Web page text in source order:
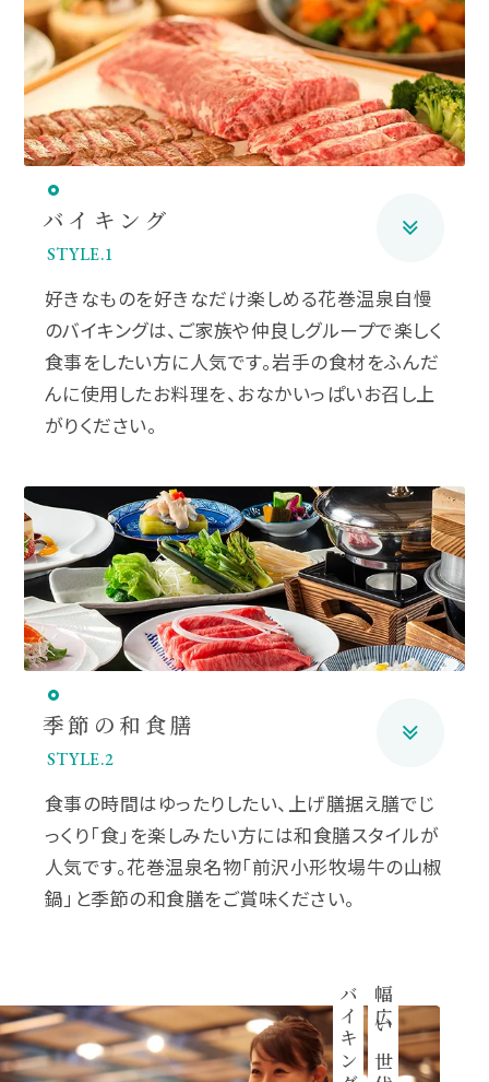
バイキング
STYLE.1
好きなものを好きなだけ楽しめる花巻温泉自慢
のバイキングは、ご家族や仲良しグループで楽しく
食事をしたい方に人気です。岩手の食材をふんだ
んに使用したお料理を、おなかいっぱいお召し上
がりください。
季節の和食膳
STYLE.2
食事の時間はゆったりしたい、上げ膳据え膳でじ
っくり「食」を楽しみたい方には和食膳スタイルが
人気です。花巻温泉名物「前沢小形牧場牛の山椒
鍋」と季節の和食膳をご賞味ください。